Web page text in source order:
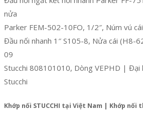
nửa
Parker FEM-502-10FO, 1/2″, Núm vú
Đầu nối nhanh 1″ S105-8, Nửa cái (H8-
09
Stucchi 808101010, Dòng VEPHD | Đại
Stucchi
Khớp nối STUCCHI tại Việt Nam | Khớp nối